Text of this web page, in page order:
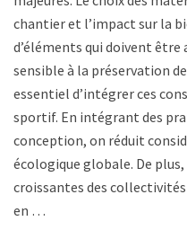
chantier et l’impact sur la
d’éléments qui doivent être
sensible à la préservation
essentiel d’intégrer ces
sportif. En intégrant des
conception, on réduit
écologique globale. De
croissantes des
en …